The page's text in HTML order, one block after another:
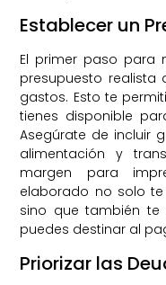
Establecer un
El primer paso para
presupuesto realista
gastos. Esto te
tienes disponible
Asegúrate de incluir
alimentación y
margen para
elaborado no solo
sino que también
puedes destinar al
Priorizar las